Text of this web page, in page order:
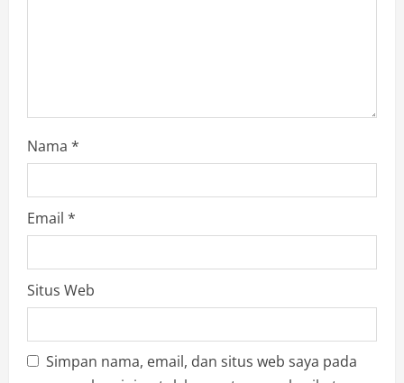
Nama *
Email *
Situs Web
Simpan nama, email, dan situs web saya pada